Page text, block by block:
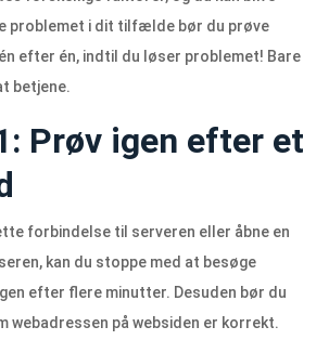
problemet i dit tilfælde bør du prøve
efter én, indtil du løser problemet! Bare
betjene.
Prøv igen efter et
forbindelse til serveren eller åbne en
kan du stoppe med at besøge
efter flere minutter. Desuden bør du
webadressen på websiden er korrekt.